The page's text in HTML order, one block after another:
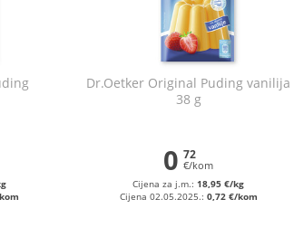
Dr.Oetker Original Puding vanilija
38 g
0 72
€/kom
Cijena za j.m.:18,95 €/kg
Cijena 02.05.2025.: 0,72 €/kom